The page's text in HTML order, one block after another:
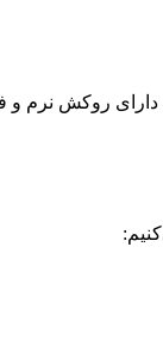
دارای روکش نرم